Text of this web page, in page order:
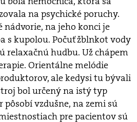
na psychické poruchy.
nádvorie, na jeho konci je
s kupolou. Počuť žblnkot vody
relaxačnú hudbu. Už chápem
Orientálne melódie
ale kedysi tu bývali
bol určený na istý typ
vzdušne, na zemi sú
pre pacientov sú